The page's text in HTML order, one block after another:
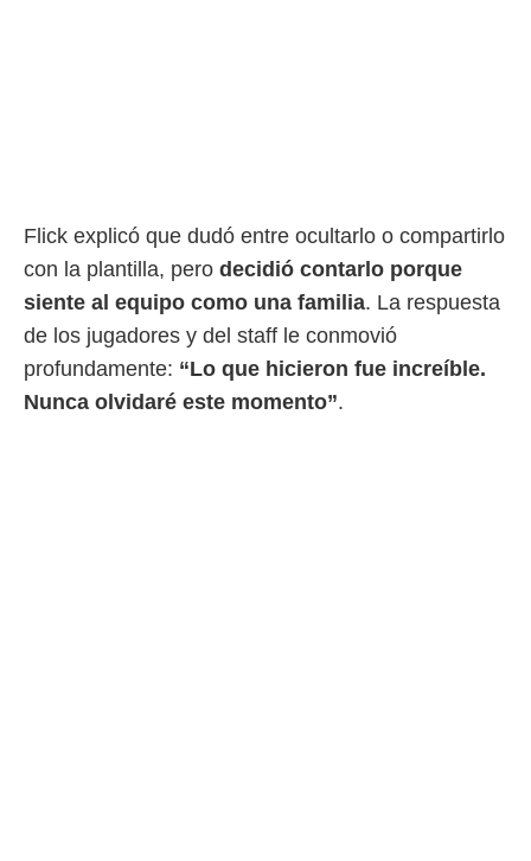
Flick explicó que dudó entre ocultarlo o compartirlo
con la plantilla, pero decidió contarlo porque
siente al equipo como una familia. La respuesta
de los jugadores y del staff le conmovió
profundamente: “Lo que hicieron fue increíble.
Nunca olvidaré este momento”.